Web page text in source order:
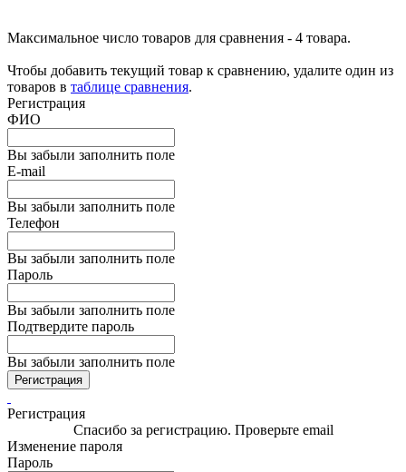
Максимальное число товаров для сравнения - 4 товара.
Чтобы добавить текущий товар к сравнению, удалите один из
товаров в таблице сравнения.
Регистрация
ФИО
Вы забыли заполнить поле
E-mail
Вы забыли заполнить поле
Телефон
Вы забыли заполнить поле
Пароль
Вы забыли заполнить поле
Подтвердите пароль
Вы забыли заполнить поле
Регистрация
Регистрация
Спасибо за регистрацию. Проверьте email
Изменение пароля
Пароль